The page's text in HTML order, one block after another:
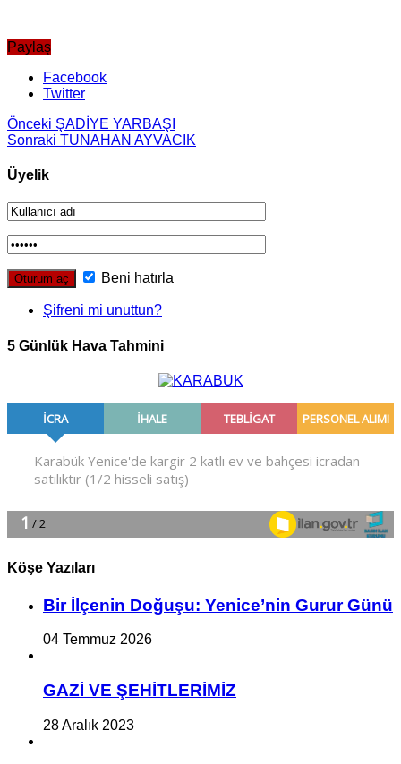
Paylaş
Facebook
Twitter
Önceki ŞADİYE YARBAŞI
Sonraki TUNAHAN AYVACIK
Üyelik
Beni hatırla
Şifreni mi unuttun?
5 Günlük Hava Tahmini
Köşe Yazıları
Bir İlçe­nin Do­ğu­şu: Ye­ni­ce’nin Gurur Günü
04 Temmuz 2026
GAZİ VE ŞEHİTLERİMİZ
28 Aralık 2023